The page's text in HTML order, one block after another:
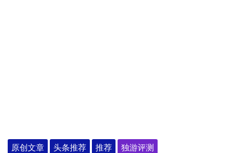
原创文章 头条推荐 推荐 独游评测